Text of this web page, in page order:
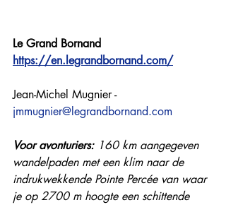
Le Grand Bornand
https://en.legrandbornand.com/
Jean-Michel Mugnier -
jmmugnier@legrandbornand.com
Voor avonturiers: 160 km aangegeven
wandelpaden met een klim naar de
indrukwekkende Pointe Percée van waar
je op 2700 m hoogte een schittende